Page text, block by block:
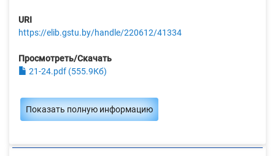
URI
https://elib.gstu.by/handle/220612/41334
Просмотреть/Скачать
21-24.pdf (555.9Кб)
Показать полную информацию